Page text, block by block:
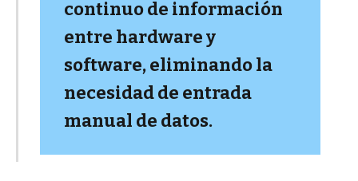
continuo de información
entre hardware y
software, eliminando la
necesidad de entrada
manual de datos.